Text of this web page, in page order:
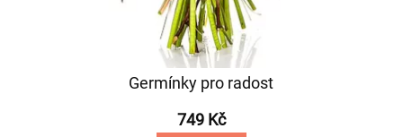
Germínky pro radost
749 Kč